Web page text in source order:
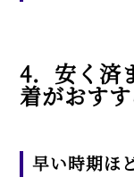
4．安く済
着がおす
早い時期ほ